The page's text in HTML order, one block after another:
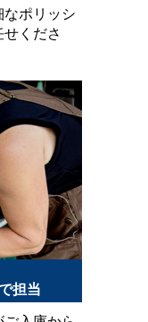
ポリッシ
くださ
担当